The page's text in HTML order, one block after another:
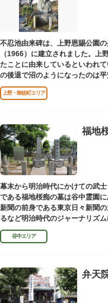
不忍池由来碑は、上野恩賜公園
（1966）に建立されました。上
たことに由来しているといわれ
の後退で沼のようになったのは平
上野・御徒町エリア
福地
幕末から明治時代にかけての武
である福地桜痴の墓は谷中霊園
新聞の前身である東京日々新聞
るなど明治時代のジャーナリズ
学者として活躍しました。
谷中エリア
弁天